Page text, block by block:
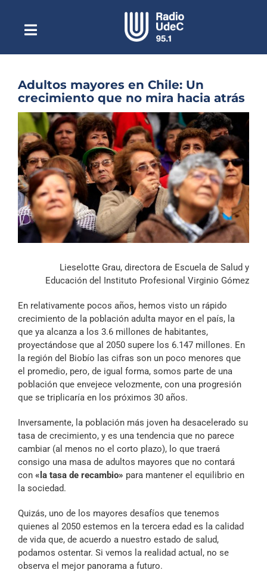
contenidoToggle
NavigationEscuchar Radio UdeC en vivo
Quiénes Somos
Programación
Podcast
Noticias
Reportajes
Columnas
Música Clásica
Archivo Sonoro
Adultos mayores en Chile: Un
crecimiento que no mira hacia atrás
Ver
imagen
más
grande
Lieselotte Grau, directora de Escuela de Salud y
Educación del Instituto Profesional Virginio Gómez
En relativamente pocos años, hemos visto un rápido
crecimiento de la población adulta mayor en el país, la
que ya alcanza a los 3.6 millones de habitantes,
proyectándose que al 2050 supere los 6.147 millones. En
la región del Biobío las cifras son un poco menores que
el promedio, pero, de igual forma, somos parte de una
población que envejece velozmente, con una progresión
que se triplicaría en los próximos 30 años.
Inversamente, la población más joven ha desacelerado su
tasa de crecimiento, y es una tendencia que no parece
cambiar (al menos no el corto plazo), lo que traerá
consigo una masa de adultos mayores que no contará
con «la tasa de recambio» para mantener el equilibrio en
la sociedad.
Quizás, uno de los mayores desafíos que tenemos
quienes al 2050 estemos en la tercera edad es la calidad
de vida que, de acuerdo a nuestro estado de salud,
podamos ostentar. Si vemos la realidad actual, no se
observa el mejor panorama a futuro.